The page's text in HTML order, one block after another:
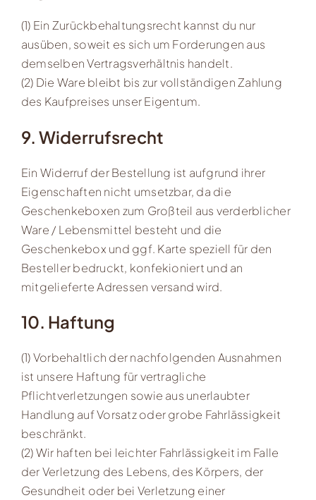
(1) Ein Zurückbehaltungsrecht kannst du nur
ausüben, soweit es sich um Forderungen aus
demselben Vertragsverhältnis handelt.
(2) Die Ware bleibt bis zur vollständigen Zahlung
des Kaufpreises unser Eigentum.
9. Widerrufsrecht
Ein Widerruf der Bestellung ist aufgrund ihrer
Eigenschaften nicht umsetzbar, da die
Geschenkeboxen zum Großteil aus verderblicher
Ware / Lebensmittel besteht und die
Geschenkebox und ggf. Karte speziell für den
Besteller bedruckt, konfekioniert und an
mitgelieferte Adressen versand wird.
10. Haftung
(1) Vorbehaltlich der nachfolgenden Ausnahmen
ist unsere Haftung für vertragliche
Pflichtverletzungen sowie aus unerlaubter
Handlung auf Vorsatz oder grobe Fahrlässigkeit
beschränkt.
(2) Wir haften bei leichter Fahrlässigkeit im Falle
der Verletzung des Lebens, des Körpers, der
Gesundheit oder bei Verletzung einer